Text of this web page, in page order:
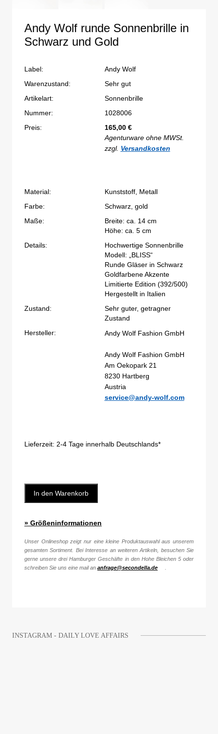
Andy Wolf runde Sonnenbrille in
Schwarz und Gold
Label:
Andy Wolf
Warenzustand:
Sehr gut
Artikelart:
Sonnenbrille
Nummer:
1028006
Preis:
165,00 €
Agenturware ohne MWSt.
zzgl. Versandkosten
Material:
Kunststoff, Metall
Farbe:
Schwarz, gold
Maße:
Breite: ca. 14 cm
Höhe: ca. 5 cm
Details:
Hochwertige Sonnenbrille
Modell: „BLISS“
Runde Gläser in Schwarz
Goldfarbene Akzente
Limitierte Edition (392/500)
Hergestellt in Italien
Zustand:
Sehr guter, getragner
Zustand
Hersteller:
Andy Wolf Fashion GmbH
Andy Wolf Fashion GmbH
Am Oekopark 21
8230 Hartberg
Austria
service@andy-wolf.com
Lieferzeit: 2-4 Tage innerhalb Deutschlands*
In den Warenkorb
» Größeninformationen
Unser Onlineshop zeigt nur eine kleine Produktauswahl aus unserem
gesamten Sortiment. Bei Interesse an weiteren Artikeln, besuchen Sie
gerne unsere drei Hamburger Geschäfte in den Hohe Bleichen 5 oder
schreiben Sie uns eine mail an anfrage@secondella.de
INSTAGRAM - DAILY LOVE AFFAIRS